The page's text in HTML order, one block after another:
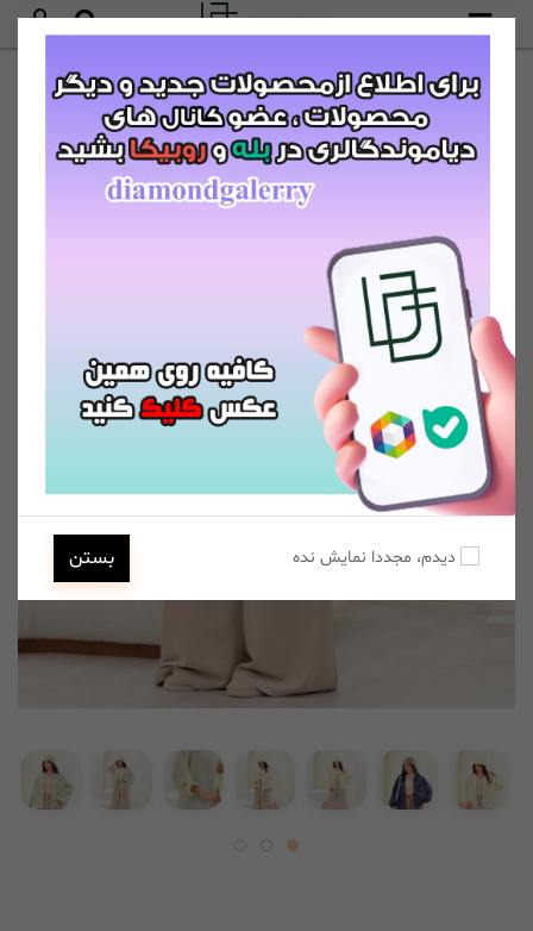
دیدم، مجددا نمایش نده بستن